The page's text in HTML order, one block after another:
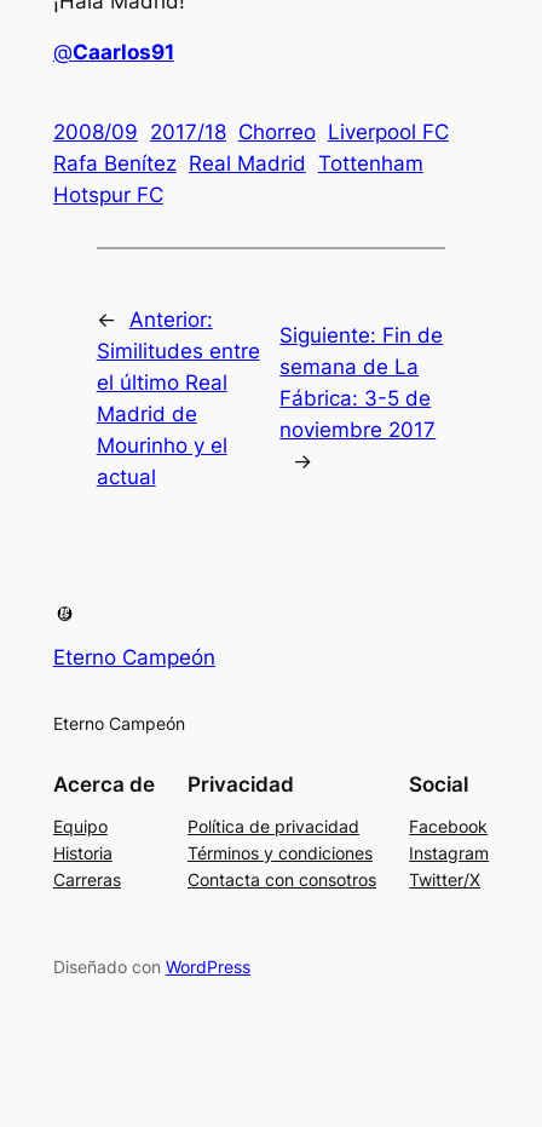
@Caarlos91
2008/09 2017/18 Chorreo Liverpool FC
Rafa Benítez Real Madrid Tottenham
Hotspur FC
← Anterior:
Similitudes entre
el último Real
Madrid de
Mourinho y el
actual
Siguiente: Fin de
semana de La
Fábrica: 3-5 de
noviembre 2017
→
Eterno Campeón
Eterno Campeón
Acerca de
Equipo
Historia
Carreras
Privacidad
Política de privacidad
Términos y condiciones
Contacta con consotros
Social
Facebook
Instagram
Twitter/X
Diseñado con WordPress